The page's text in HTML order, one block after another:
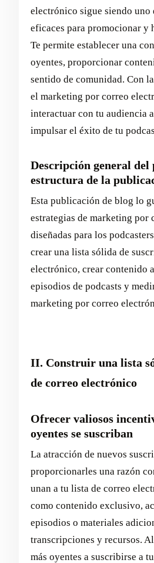
electrónico sigue siendo uno
eficaces para promocionar y
Te permite establecer una
oyentes, proporcionar
sentido de comunidad. Con
el marketing por correo
interactuar con tu audiencia
impulsar el éxito de tu
Descripción general del
estructura de la
Esta publicación de blog lo
estrategias de marketing por
diseñadas para los
crear una lista sólida de
electrónico, crear contenido
episodios de podcasts y
marketing por correo
II. Construir una lista
de correo electrónico
Ofrecer valiosos
oyentes se suscriban
La atracción de nuevos
proporcionarles una razón
unan a tu lista de correo
como contenido exclusivo,
episodios o materiales
transcripciones y recursos.
más oyentes a suscribirse a